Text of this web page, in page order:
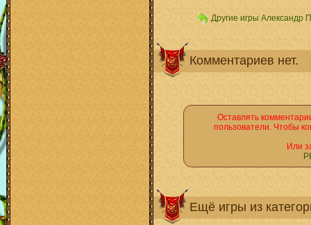
Другие игры Александр
Комментариев нет.
Оставлять
пользователи. Чтобы
Или
Ещё игры из